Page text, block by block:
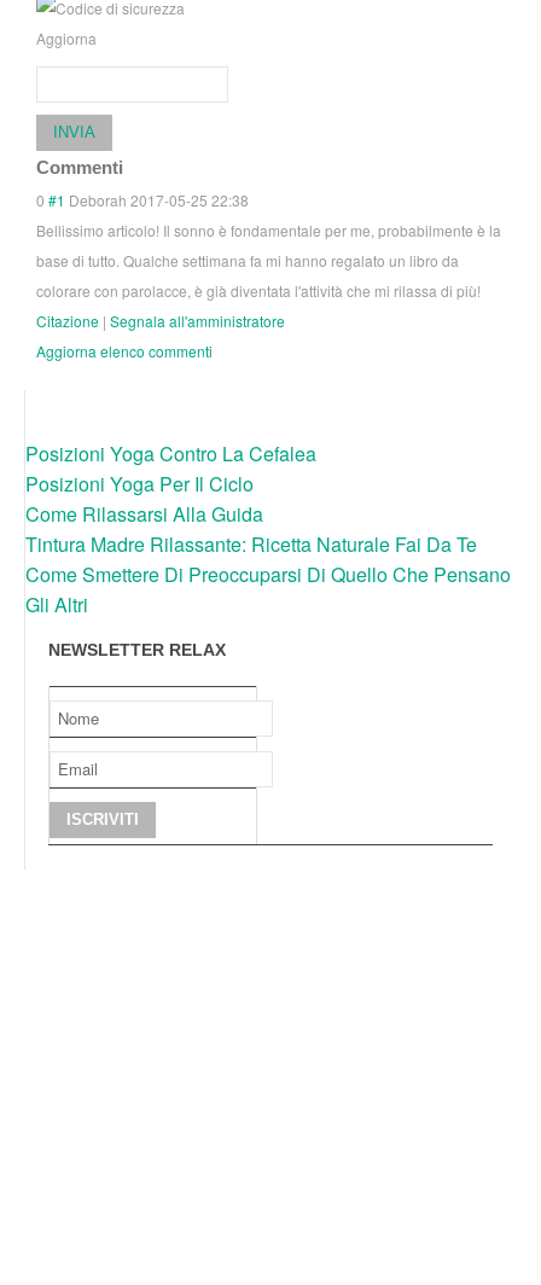
Aggiorna
INVIA
Commenti
0 #1 Deborah 2017-05-25 22:38
Bellissimo articolo! Il sonno è fondamentale per me, probabilmente è la
base di tutto. Qualche settimana fa mi hanno regalato un libro da
colorare con parolacce, è già diventata l'attività che mi rilassa di più!
Citazione | Segnala all'amministratore
Aggiorna elenco commenti
Posizioni Yoga Contro La Cefalea
Posizioni Yoga Per Il Ciclo
Come Rilassarsi Alla Guida
Tintura Madre Rilassante: Ricetta Naturale Fai Da Te
Come Smettere Di Preoccuparsi Di Quello Che Pensano
Gli Altri
NEWSLETTER RELAX